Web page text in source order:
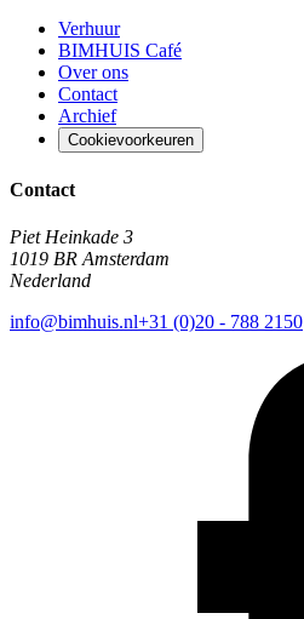
Verhuur
BIMHUIS Café
Over ons
Contact
Archief
Cookievoorkeuren
Contact
Piet Heinkade 3
1019 BR Amsterdam
Nederland
info@bimhuis.nl+31 (0)20 - 788 2150